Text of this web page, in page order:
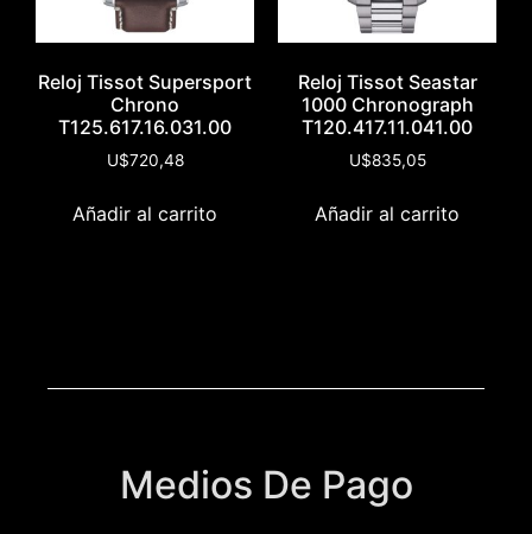
Reloj Tissot Supersport
Chrono
T125.617.16.031.00
U$720,48
Añadir al carrito
Reloj Tissot Seastar
1000 Chronograph
T120.417.11.041.00
U$835,05
Añadir al carrito
Medios De Pago